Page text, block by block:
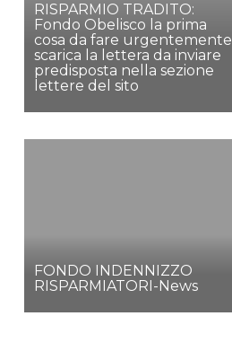
RISPARMIO TRADITO:
Fondo Obelisco la prima
cosa da fare urgentemente
scarica la lettera da inviare
predisposta nella sezione
lettere del sito
FONDO INDENNIZZO
RISPARMIATORI-News